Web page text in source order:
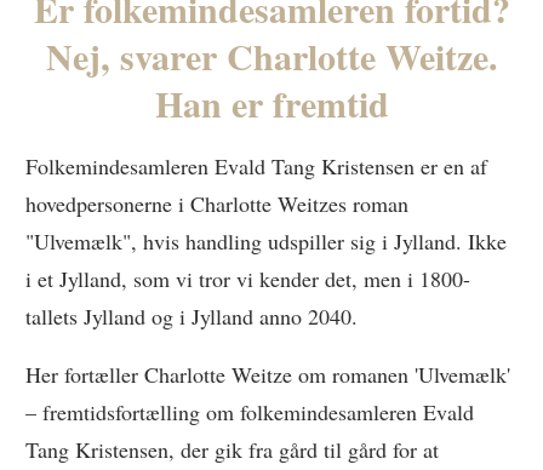
Nej, svarer Charlotte Weitze.
Han er fremtid
Folkemindesamleren Evald Tang Kristensen er en af
hovedpersonerne i Charlotte Weitzes roman
"Ulvemælk", hvis handling udspiller sig i Jylland. Ikke
i et Jylland, som vi tror vi kender det, men i 1800-
tallets Jylland og i Jylland anno 2040.
Her fortæller Charlotte Weitze om romanen 'Ulvemælk'
– fremtidsfortælling om folkemindesamleren Evald
Tang Kristensen, der gik fra gård til gård for at